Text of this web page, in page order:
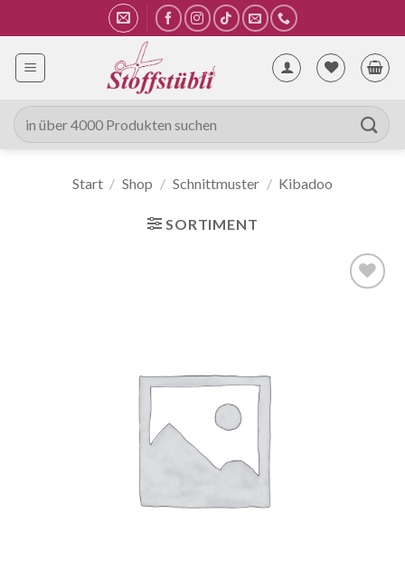
Inhalt
springen
Suche
nach:
Start / Shop / Schnittmuster / Kibadoo
SORTIMENT